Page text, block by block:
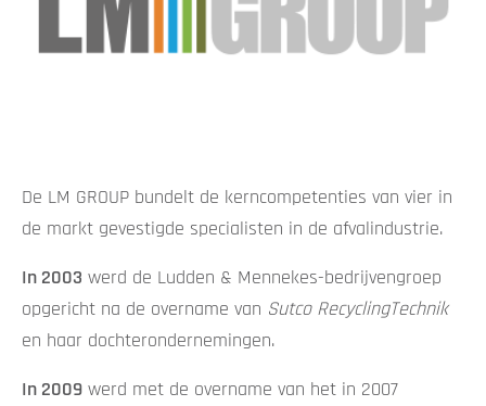
De LM GROUP bundelt de kerncompetenties van vier in
de markt gevestigde specialisten in de afvalindustrie.
In 2003 werd de Ludden & Mennekes-bedrijvengroep
opgericht na de overname van Sutco RecyclingTechnik
en haar dochterondernemingen.
In 2009 werd met de overname van het in 2007